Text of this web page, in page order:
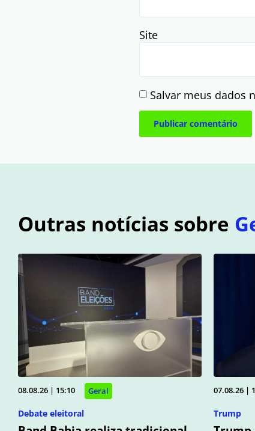
Site
Salvar meus dados
Outras notícias sobre
08.08.26 | 15:10 Geral
Debate eleitoral
07.08.26 |
Trump